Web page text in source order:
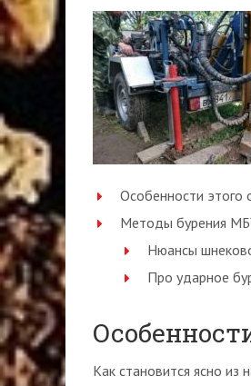
Особенности этого
Методы бурения
Нюансы
Про ударное
Как становится ясно из